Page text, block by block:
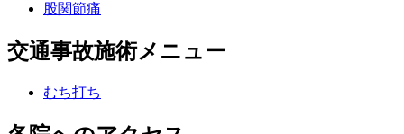
股関節痛
交通事故施術メニュー
むち打ち